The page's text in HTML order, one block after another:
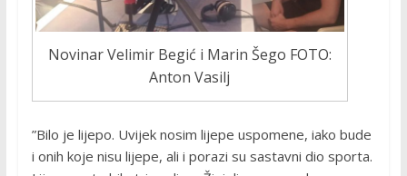
Novinar Velimir Begić i Marin Šego FOTO:
Anton Vasilj
”Bilo je lijepo. Uvijek nosim lijepe uspomene, iako bude
i onih koje nisu lijepe, ali i porazi su sastavni dio sporta.